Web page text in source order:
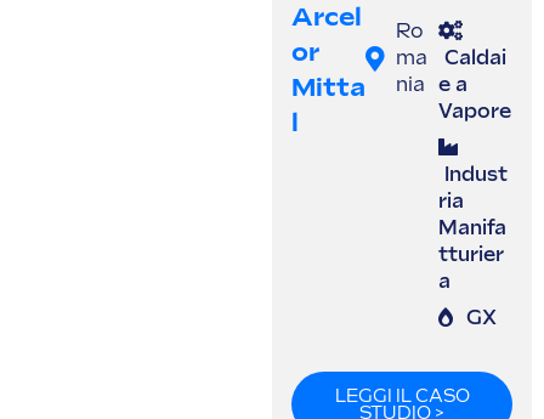
Arcel
Or
Mitta
L
Ro
ma
nia
Caldai
e a
Vapore
Indust
ria
Manifa
tturier
a
GX
LEGGI IL CASO
STUDIO >